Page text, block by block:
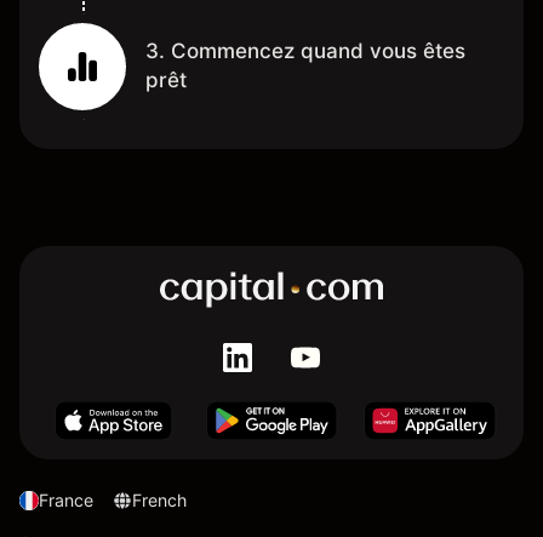
3. Commencez quand vous êtes
prêt
France French